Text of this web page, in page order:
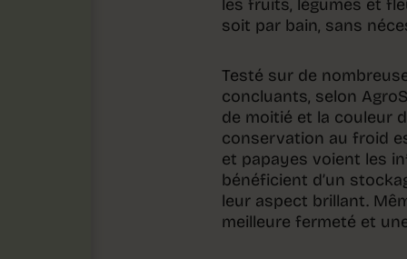
les fruits, légumes et
soit par bain, sans
Testé sur de
concluants, selon
de moitié et la couleur
conservation au froid
et papayes voient les
bénéficient d’un
leur aspect brillant.
meilleure fermeté et